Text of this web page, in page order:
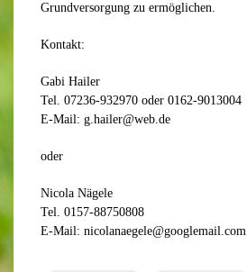
Grundversorgung zu ermöglichen.
Kontakt:
Gabi Hailer
Tel. 07236-932970 oder 0162-9013004
E-Mail: g.hailer@web.de
oder
Nicola Nägele
Tel. 0157-88750808
E-Mail: nicolanaegele@googlemail.com